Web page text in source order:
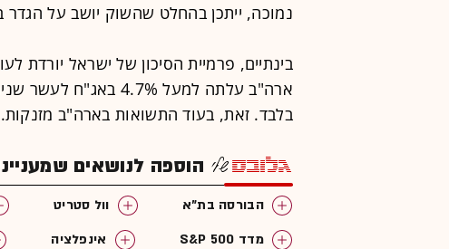
נמוכה, ייתכן בהחלט שהשוק יושב על הגדר
בינתיים, פרמיית הסיכון של ישראל
בלבד. זאת, בעוד התשואות בארה"ב
הוספה לנושאים
הבורסה בת"א וול סטריט
מדד S&P 500
אינפלציה